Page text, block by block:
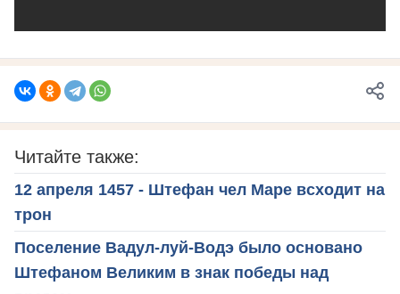
Читайте также:
12 апреля 1457 - Штефан чел Маре всходит на
трон
Поселение Вадул-луй-Водэ было основано
Штефаном Великим в знак победы над